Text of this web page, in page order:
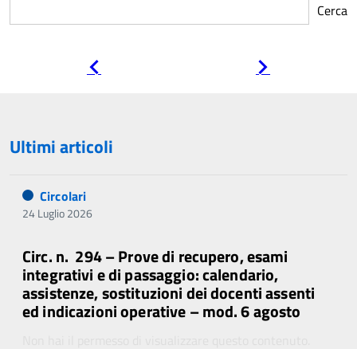
Cerca
Ultimi articoli
Circolari
24 Luglio 2026
Circ. n. 294 – Prove di recupero, esami
integrativi e di passaggio: calendario,
assistenze, sostituzioni dei docenti assenti
ed indicazioni operative – mod. 6 agosto